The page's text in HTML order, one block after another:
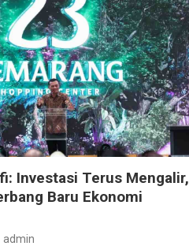
Investasi Terus Mengalir,
Baru Ekonomi
admin